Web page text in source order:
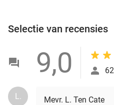
Selectie van recensies
9,0 62
L.
Mevr. L. Ten Cate